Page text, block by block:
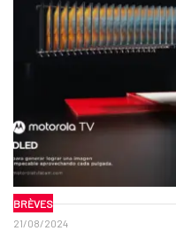
BRÈVES
21/08/2024